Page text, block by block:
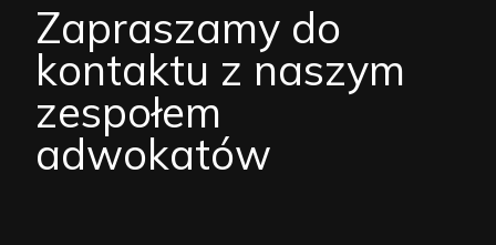
Zapraszamy do
kontaktu z naszym
zespołem
adwokatów